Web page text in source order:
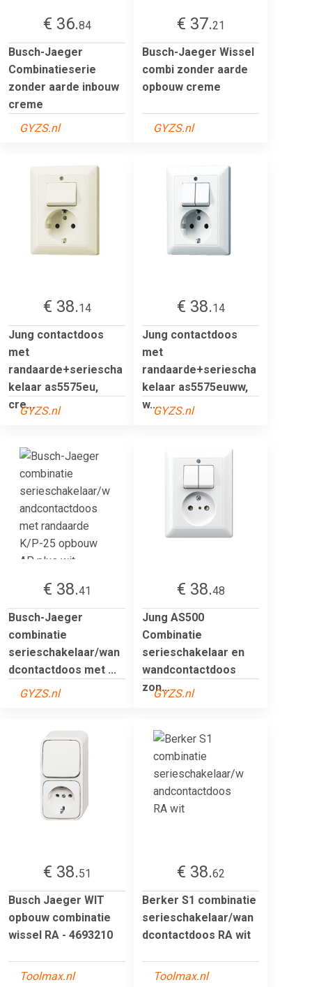
€ 36.84
Busch-Jaeger
Combinatieserie
zonder aarde inbouw
creme
GYZS.nl
€ 37.21
Busch-Jaeger Wissel
combi zonder aarde
opbouw creme
GYZS.nl
€ 38.14
Jung contactdoos
met
randaarde+seriescha
kelaar as5575eu,
cre...
GYZS.nl
€ 38.14
Jung contactdoos
met
randaarde+seriescha
kelaar as5575euww,
w...GYZS.nl
€ 38.41
Busch-Jaeger
combinatie
serieschakelaar/wan
dcontactdoos met ...
GYZS.nl
€ 38.48
Jung AS500
Combinatie
serieschakelaar en
wandcontactdoos
zon...
GYZS.nl
€ 38.51
Busch Jaeger WIT
opbouw combinatie
wissel RA - 4693210
Toolmax.nl
€ 38.62
Berker S1 combinatie
serieschakelaar/wan
dcontactdoos RA wit
Toolmax.nl